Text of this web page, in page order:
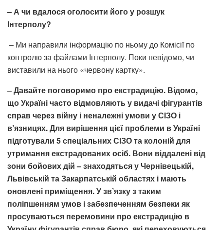
– А чи вдалося оголосити йогоу розшук
Інтерполу?
– Ми направили інформацію по ньому до Комісії по
контролю за файлами Інтерполу. Поки невідомо, чи
виставили на нього «червону картку».
– Давайте поговоримо про екстрадицію. Відомо,
що Україні часто відмовляють у видачі фігурантів
справ через війну і неналежні умови у СІЗО і
в’язницях. Для вирішення цієї проблеми в Україні
підготували 5 спеціальних СІЗО та колоній для
утримання екстрадованих осіб. Вони віддалені від
зони бойових дій – знаходяться у Чернівецькій,
Львівській та Закарпатській областях і мають
оновлені приміщення.У зв’язку з таким
поліпшенням умов і забезпеченням безпеки як
просуваються перемовини про екстрадицію в